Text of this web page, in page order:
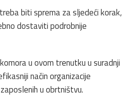
biti sprema za sljedeći korak,
dostaviti podrobnije
u ovom trenutku u suradnji
način organizacije
u obrtništvu.